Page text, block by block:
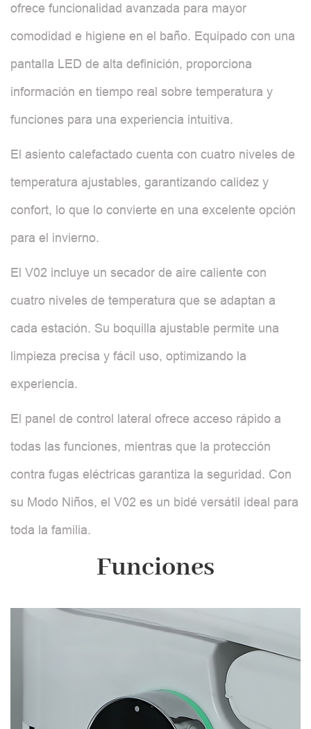
ofrece funcionalidad avanzada para mayor
comodidad e higiene en el baño. Equipado con una
pantalla LED de alta definición, proporciona
información en tiempo real sobre temperatura y
funciones para una experiencia intuitiva.
El asiento calefactado cuenta con cuatro niveles de
temperatura ajustables, garantizando calidez y
confort, lo que lo convierte en una excelente opción
para el invierno.
El V02 incluye un secador de aire caliente con
cuatro niveles de temperatura que se adaptan a
cada estación. Su boquilla ajustable permite una
limpieza precisa y fácil uso, optimizando la
experiencia.
El panel de control lateral ofrece acceso rápido a
todas las funciones, mientras que la protección
contra fugas eléctricas garantiza la seguridad. Con
su Modo Niños, el V02 es un bidé versátil ideal para
toda la familia.
Funciones